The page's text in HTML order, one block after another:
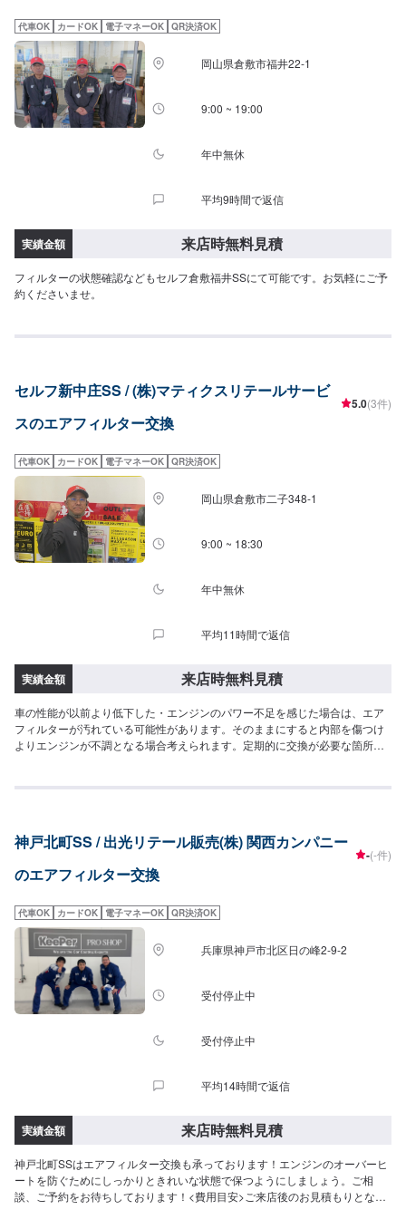
代車OK カードOK 電子マネーOK QR決済OK
岡山県倉敷市福井22-1
9:00 ~ 19:00
年中無休
平均9時間で返信
実績金額 来店時無料見積
フィルターの状態確認などもセルフ倉敷福井SSにて可能です。お気軽にご予
約くださいませ。
セルフ新中庄SS / (株)マティクスリテールサービ
スのエアフィルター交換
5.0(3件)
代車OK カードOK 電子マネーOK QR決済OK
岡山県倉敷市二子348-1
9:00 ~ 18:30
年中無休
平均11時間で返信
実績金額 来店時無料見積
車の性能が以前より低下した・エンジンのパワー不足を感じた場合は、エア
フィルターが汚れている可能性があります。そのままにすると内部を傷つけ
よりエンジンが不調となる場合考えられます。定期的に交換が必要な箇所で
神戸北町SS / 出光リテール販売(株) 関西カンパニー
のエアフィルター交換
-(-件)
代車OK カードOK 電子マネーOK QR決済OK
兵庫県神戸市北区日の峰2-9-2
受付停止中
受付停止中
平均14時間で返信
実績金額 来店時無料見積
神戸北町SSはエアフィルター交換も承っております！エンジンのオーバーヒ
ートを防ぐためにしっかりときれいな状態で保つようにしましょう。ご相
談、ご予約をお待ちしております！<費用目安>ご来店後のお見積もりとなり